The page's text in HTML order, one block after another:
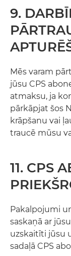
9.
Mēs varam
jūsu CPS
atmaksu, ja
pārkāpjat šos
krāpšanu vai
traucē mūsu
11. CPS
Pakalpojumi
saskaņā ar
uzskaitīti jūsu
sadaļā CPS